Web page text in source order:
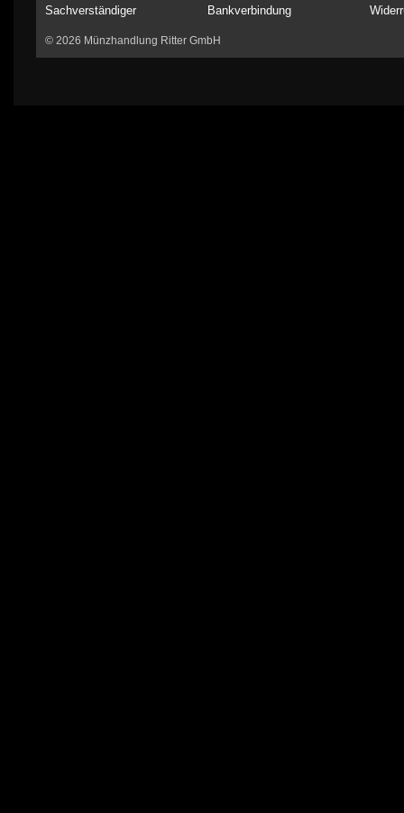
Sachverständiger
Bankverbindung
© 2026 Münzhandlung Ritter GmbH